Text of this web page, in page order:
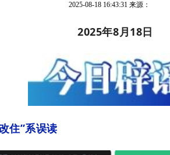
2025-08-18 16:43:31 来源：
2025年8月18日
住”系误读